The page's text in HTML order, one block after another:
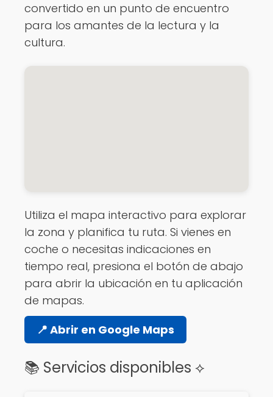
convertido en un punto de encuentro
para los amantes de la lectura y la
cultura.
Utiliza el mapa interactivo para explorar
la zona y planifica tu ruta. Si vienes en
coche o necesitas indicaciones en
tiempo real, presiona el botón de abajo
para abrir la ubicación en tu aplicación
de mapas.
📍 Abrir en Google Maps
📚 Servicios disponibles ⟡